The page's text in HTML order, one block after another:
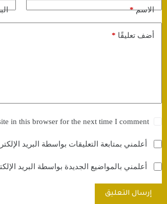
الاسم*
أضف تعليقًا *
in this browser for the next time I comment.
أعلمني بمتابعة التعليقات بواسطة البريد
أعلمني بالمواضيع الجديدة بواسطة البريد
إرسال التعليق